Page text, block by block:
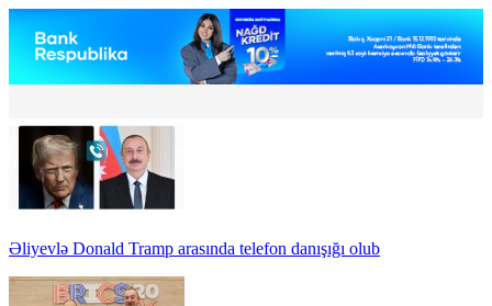
Əliyevlə Donald Tramp arasında telefon danışığı olub